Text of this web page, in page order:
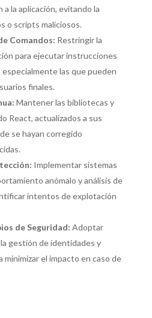
la aplicación, evitando la
o scripts maliciosos.
Comandos: Restringir la
para ejecutar instrucciones
las que pueden
finales.
Mantener las bibliotecas y
React, actualizados a sus
se hayan corregido
Implementar sistemas
anómalo y análisis de
intentos de explotación
de Seguridad: Adoptar
gestión de identidades y
minimizar el impacto en caso de